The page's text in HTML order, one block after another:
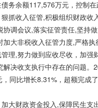
务余额117,576万元，控制在
收入征管,积极组织财政收
协调会议,落实征管责任,坚持
加大非税收入征管力度,严格
理,努力做到应收尽收，加强
解决收支执行中存在的问题。
同比增长8.31%，超额完成
财政资金投入,保障民生支